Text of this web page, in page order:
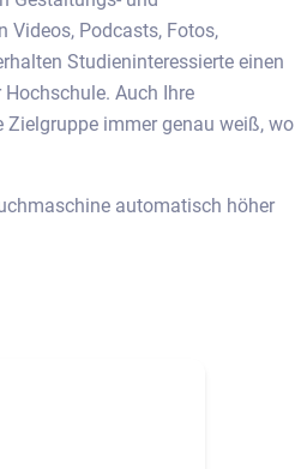
Podcasts, Fotos,
Studieninteressierte einen
Auch Ihre
Zielgruppe immer genau weiß, wo
automatisch höher